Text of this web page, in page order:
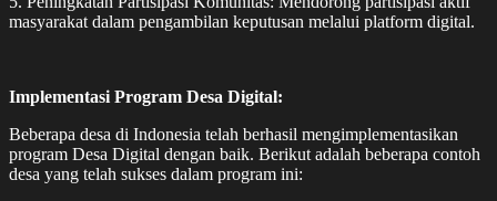
masyarakat dalam pengambilan keputusan melalui platform digital.
Implementasi Program Desa Digital:
Beberapa desa di Indonesia telah berhasil mengimplementasikan
program Desa Digital dengan baik. Berikut adalah beberapa contoh
desa yang telah sukses dalam program ini: